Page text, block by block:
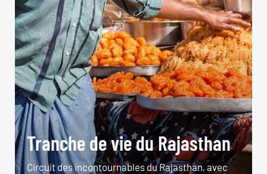
Tranche de vie du Rajasthan
Circuit des incontournables du Rajasthan, avec